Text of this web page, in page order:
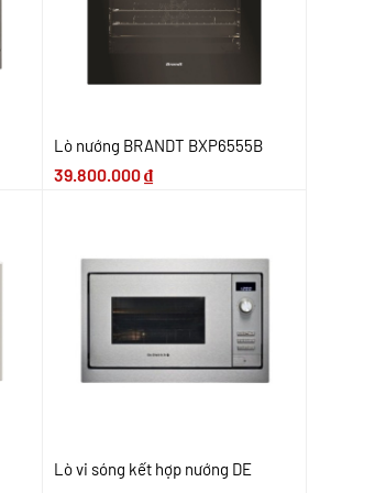
Lò nướng BRANDT BXP6555B
39.800.000₫
Lò vi sóng kết hợp nướng DE